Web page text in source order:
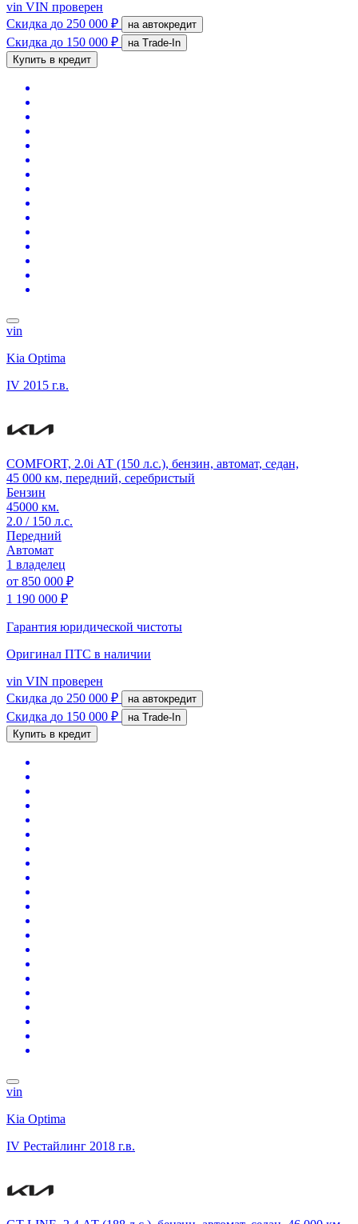
vin VIN проверен
Скидка до 250 000 ₽ на автокредит
Скидка до 150 000 ₽
на Trade-In
Купить в кредит
vin
Kia Optima
IV 2015 г.в.
COMFORT, 2.0i АТ (150 л.с.), бензин, автомат, седан,
45 000 км, передний, серебристый
Бензин
45000 км.
2.0 / 150 л.с.
Передний
Автомат
1 владелец
от 850 000 ₽
1 190 000 ₽
Гарантия юридической чистоты
Оригинал ПТС в наличии
vin VIN проверен
Скидка до 250 000 ₽ на автокредит
Скидка до 150 000 ₽
на Trade-In
Купить в кредит
vin
Kia Optima
IV Рестайлинг 2018 г.в.